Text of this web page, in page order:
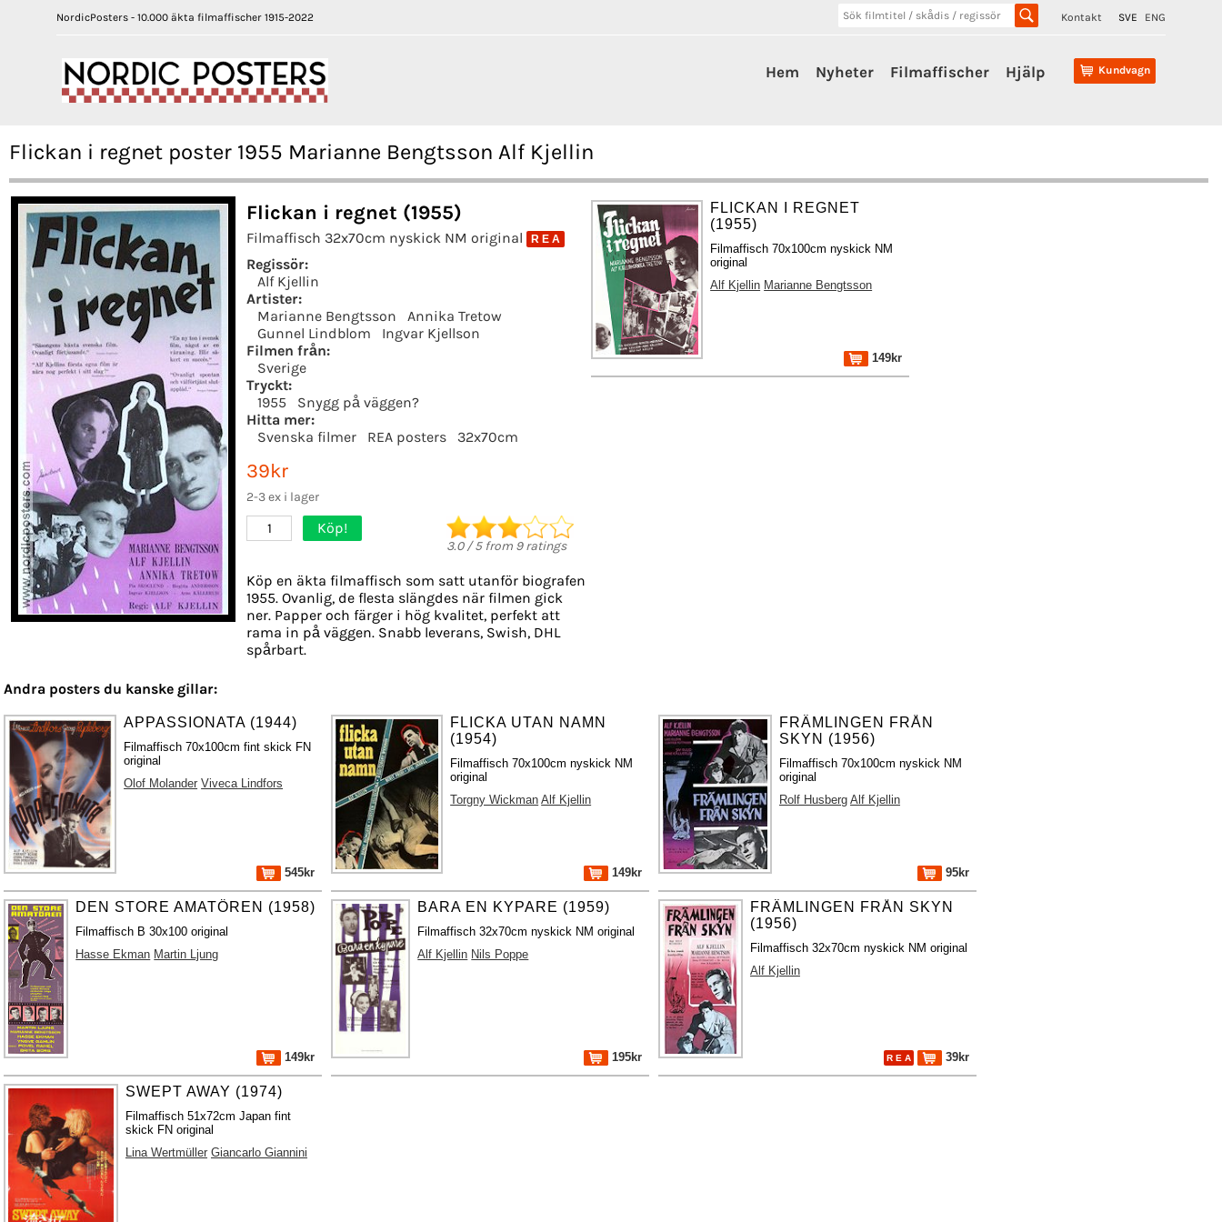
NordicPosters - 10.000 äkta filmaffischer 1915-2022 Kontakt SVE ENG
Kundvagn
Hem Nyheter Filmaffischer Hjälp
Flickan i regnet poster 1955 Marianne Bengtsson Alf Kjellin
Flickan i regnet (1955)
Filmaffisch 32x70cm nyskick NM original R E A
Regissör:
Alf Kjellin
Artister:
Marianne Bengtsson
Annika Tretow
Gunnel Lindblom
Ingvar Kjellson
Filmen från:
Sverige
Tryckt:
1955
Snygg på väggen?
Hitta mer:
Svenska filmer
REA posters 32x70cm
39kr
2-3 ex i lager
1 Köp!
3.0/5from 9ratings
Köp en äkta filmaffisch som satt utanför biografen
1955. Ovanlig, de flesta slängdes när filmen gick
ner. Papper och färger i hög kvalitet, perfekt att
rama in på väggen. Snabb leverans, Swish, DHL
spårbart.
FLICKAN I REGNET
(1955)
Filmaffisch 70x100cm nyskick NM
original
Alf Kjellin Marianne Bengtsson
149kr
Andra posters du kanske gillar:
APPASSIONATA (1944)
Filmaffisch 70x100cm fint skick FN
original
Olof Molander Viveca Lindfors
545kr
FLICKA UTAN NAMN
(1954)
Filmaffisch 70x100cm nyskick NM
original
Torgny Wickman Alf Kjellin
149kr
FRÄMLINGEN FRÅN
SKYN (1956)
Filmaffisch 70x100cm nyskick NM
original
Rolf Husberg Alf Kjellin
95kr
DEN STORE AMATÖREN (1958)
Filmaffisch B 30x100 original
Hasse Ekman Martin Ljung
149kr
BARA EN KYPARE (1959)
Filmaffisch 32x70cm nyskick NM original
Alf Kjellin Nils Poppe
195kr
FRÄMLINGEN FRÅN SKYN
(1956)
Filmaffisch 32x70cm nyskick NM original
Alf Kjellin
R E A 39kr
SWEPT AWAY (1974)
Filmaffisch 51x72cm Japan fint
skick FN original
Lina Wertmüller Giancarlo Giannini